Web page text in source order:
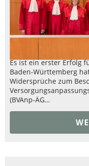
Es ist ein erster Erfolg
Baden-Württemberg
Widersprüche zum
(BVAnp-ÄG…